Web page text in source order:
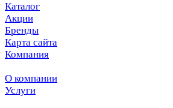
Каталог
Акции
Бренды
Карта сайта
Компания
О компании
Услуги